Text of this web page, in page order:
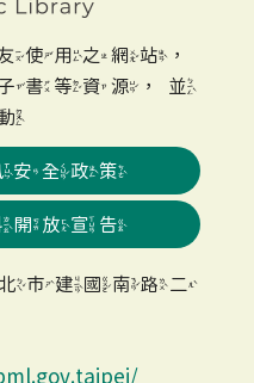
使用之網站，
書等資源，並
安全政策
開放宣告
北市建國南路二